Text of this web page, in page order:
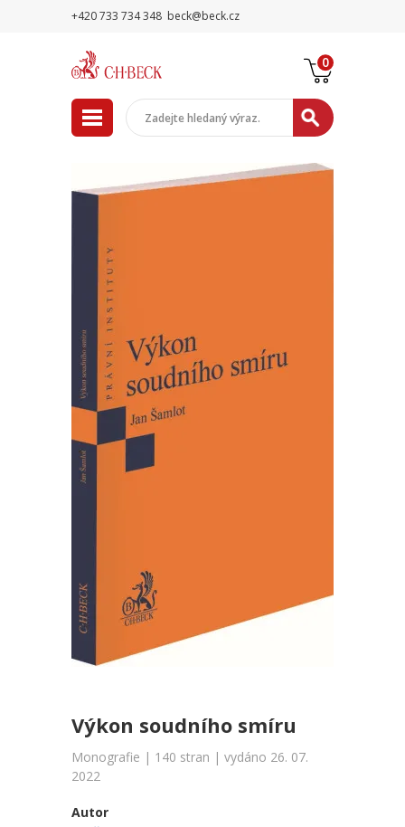
+420 733 734 348 beck@beck.cz
0
Výkon soudního smíru
Monografie | 140 stran | vydáno 26. 07.
2022
Autor